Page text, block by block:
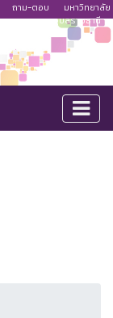
ถาม-ตอบ
มหาวิทยาลัย
อุบลราชธานี